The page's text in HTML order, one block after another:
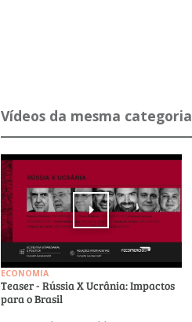
Ví­deos da mesma ca­te­goria
ECONOMIA
Teaser - Rússia X Ucrânia: Impactos
para o Brasil